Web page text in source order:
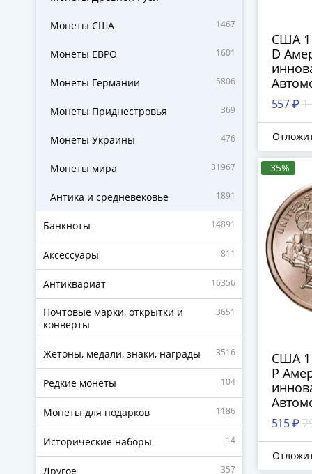
Монеты США 1467
Монеты ЕВРО 1601
Монеты Германии 5806
Монеты Приднестровья 369
Монеты Украины 476
Монеты мира 31967
Антика и средневековье 1891
Банкноты 14891
Аксессуары 811
Антиквариат 16356
Почтовые марки, открытки и
конверты
3651
Жетоны, медали, знаки, награды 3516
Редкие монеты 104
Монеты для подарков 1186
Исторические наборы 14
Другое 357
США 1
D
557 ₽ 1
-35%
США 1
P
515 ₽